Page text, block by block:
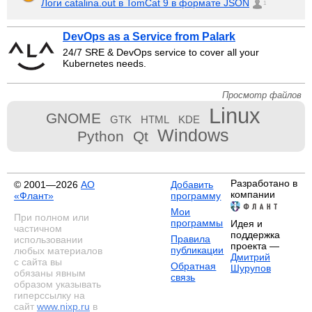
Логи catalina.out в TomCat 9 в формате JSON 1
DevOps as a Service from Palark
24/7 SRE & DevOps service to cover all your
Kubernetes needs.
Просмотр файлов
GNOME GTK HTML KDE Linux
Python Qt Windows
© 2001—2026 АО
«Флант»
При полном или
частичном
использовании
любых материалов
с сайта вы
обязаны явным
образом указывать
гиперссылку на
сайт www.nixp.ru в
Добавить
программу
Мои
программы
Правила
публикации
Обратная
связь
Разработано в
компании
Идея и
поддержка
проекта —
Дмитрий
Шурупов